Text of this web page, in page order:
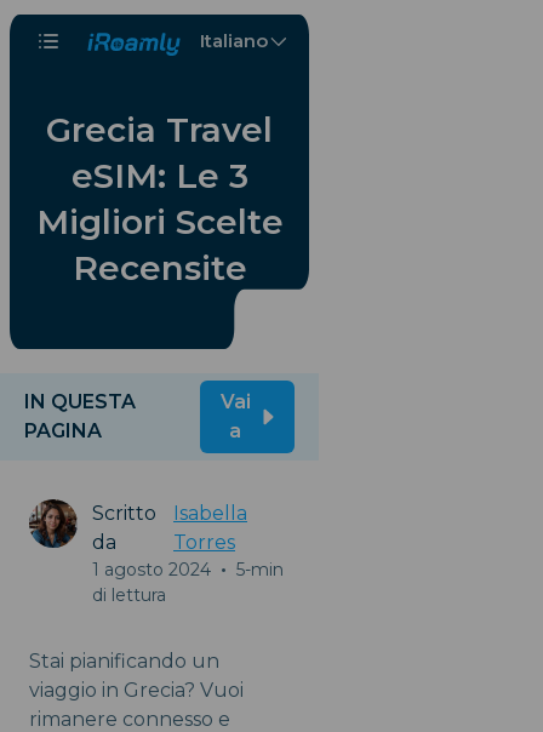
Italiano
Grecia Travel
eSIM: Le 3
Migliori Scelte
Recensite
IN QUESTA
PAGINA
Vai
a
Scritto
da
Isabella
Torres
1 agosto 2024 • 5-min
di lettura
Stai pianificando un
viaggio in Grecia? Vuoi
rimanere connesso e